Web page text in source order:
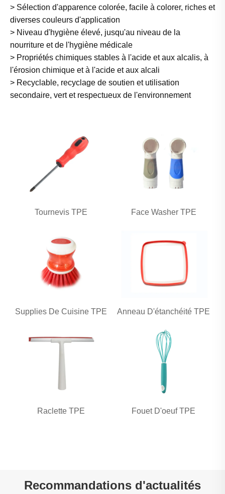
> Sélection d'apparence colorée, facile à colorer, riches et
diverses couleurs d'application
> Niveau d'hygiène élevé, jusqu'au niveau de la
nourriture et de l'hygiène médicale
> Propriétés chimiques stables à l'acide et aux alcalis, à
l'érosion chimique et à l'acide et aux alcali
> Recyclable, recyclage de soutien et utilisation
secondaire, vert et respectueux de l'environnement
Tournevis TPE Face Washer TPE
Supplies De Cuisine TPE Anneau D'étanchéité TPE
Raclette TPE Fouet D'oeuf TPE
Recommandations d'actualités